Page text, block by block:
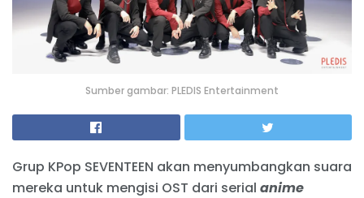
Sumber gambar: PLEDIS Entertainment
Grup KPop SEVENTEEN akan menyumbangkan suara
mereka untuk mengisi OST dari serial anime